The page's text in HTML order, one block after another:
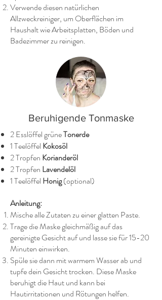
Verwende diesen natürlichen
Allzweckreiniger, um Oberflächen im
Haushalt wie Arbeitsplatten, Böden und
Badezimmer zu reinigen.
Beruhigende Tonmaske
2 Esslöffel grüneTonerde
1 Teelöffel Kokosöl
2 Tropfen Korianderöl
2 Tropfen Lavendelöl
1 Teelöffel Honig(optional)
Anleitung:
Mische alle Zutaten zu einer glatten Paste.
Trage die Maske gleichmäßig auf das
gereinigte Gesicht auf und lasse sie für 15-20
Minuten einwirken.
Spüle sie dann mit warmem Wasser ab und
tupfe dein Gesicht trocken. Diese Maske
beruhigt die Haut und kann bei
Hautirritationen und Rötungen helfen.